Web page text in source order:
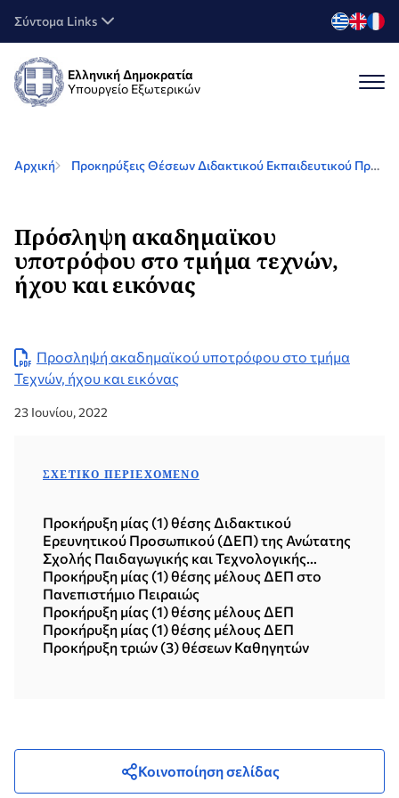
Σύντομα Links
Ελληνική Δημοκρατία
Υπουργείο Εξωτερικών
Αρχική Προκηρύξεις Θέσεων Διδακτικού Εκπαιδευτικού Προσωπικού (ΔΕΠ)
Πρόσληψη ακαδημαϊκου
υποτρόφου στο τμήμα τεχνών,
ήχου και εικόνας
Προσληψή ακαδημαϊκού υποτρόφου στο τμήμα
Τεχνών, ήχου και εικόνας
23 Ιουνίου, 2022
ΣΧΕΤΙΚΌ ΠΕΡΙΕΧΌΜΕΝΟ
Προκήρυξη μίας (1) θέσης Διδακτικού
Ερευνητικού Προσωπικού (ΔΕΠ) της Ανώτατης
Σχολής Παιδαγωγικής και Τεχνολογικής
Εκπαίδευσης (ΑΣΠΑΙΤΕ)
Προκήρυξη μίας (1) θέσης μέλους ΔΕΠ στο
Πανεπιστήμιο Πειραιώς
Προκήρυξη μίας (1) θέσης μέλους ΔΕΠ
Προκήρυξη μίας (1) θέσης μέλους ΔΕΠ
Προκήρυξη τριών (3) θέσεων Καθηγητών
Κοινοποίηση σελίδας